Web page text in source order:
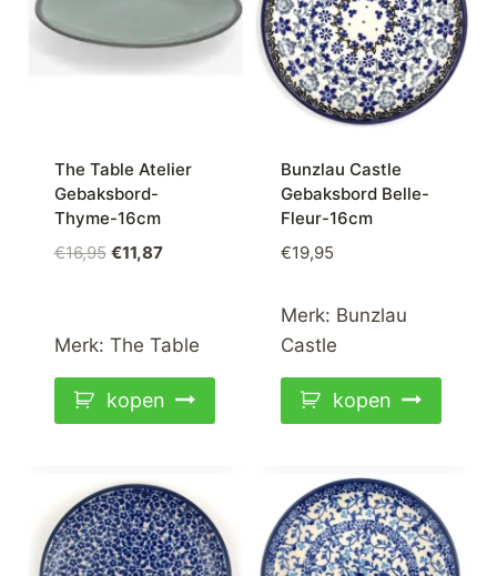
The Table Atelier
Gebaksbord-
Thyme-16cm
€16,95 Oorspronkelijke
€11,87Huidige
Merk: The Table
kopen
Bunzlau Castle
Gebaksbord Belle-
Fleur-16cm
€19,95
Merk: Bunzlau
Castle
kopen